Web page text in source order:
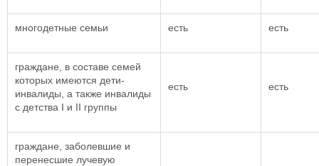
многодетные семьи есть есть
граждане, в составе семей
которых имеются дети-
инвалиды, а также инвалиды
с детства I и II группы
есть есть
граждане, заболевшие и
перенесшие лучевую